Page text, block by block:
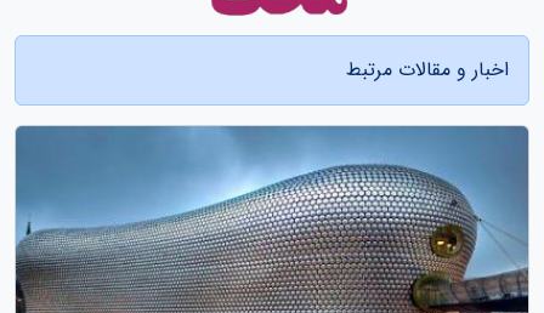
اخبار و مقالات مرتبط